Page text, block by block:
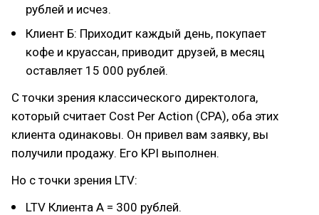
рублей и исчез.
Клиент Б: Приходит каждый день, покупает
кофе и круассан, приводит друзей, в месяц
оставляет 15 000 рублей.
С точки зрения классического директолога,
который считает Cost Per Action (CPA), оба этих
клиента одинаковы. Он привел вам заявку, вы
получили продажу. Его KPI выполнен.
Но с точки зрения LTV:
LTV Клиента А = 300 рублей.